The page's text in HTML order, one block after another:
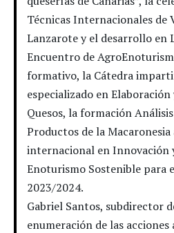
Técnicas Internacionales
Lanzarote y el desarrollo en
Encuentro de
formativo, la Cátedra
especializado en
Quesos, la formación
Productos de la
internacional en Innovación
Enoturismo Sostenible para
2023/2024.
Gabriel Santos, subdirector
enumeración de las acciones